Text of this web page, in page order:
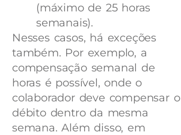
(máximo de 25 horas
semanais).
Nesses casos, há exceções
também. Por exemplo, a
compensação semanal de
horas é possível, onde o
colaborador deve compensar o
débito dentro da mesma
semana. Além disso, em